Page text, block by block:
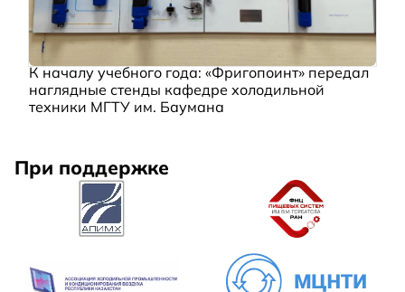
К началу учебного года: «Фригопоинт» передал
наглядные стенды кафедре холодильной
техники МГТУ им. Баумана
При поддержке